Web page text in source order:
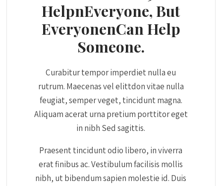
HelpnEveryone, But
EveryonenCan Help
Someone.
Curabitur tempor imperdiet nulla eu
rutrum. Maecenas vel elittdon vitae nulla
feugiat, semper veget, tincidunt magna.
Aliquam acerat urna pretium porttitor eget
in nibh Sed sagittis.
Praesent tincidunt odio libero, in viverra
erat finibus ac. Vestibulum facilisis mollis
nibh, ut bibendum sapien molestie id. Duis